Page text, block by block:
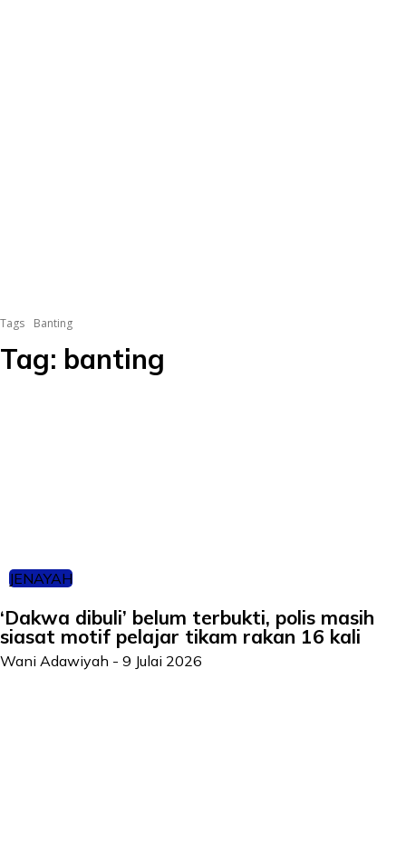
Tags Banting
Tag: banting
JENAYAH
‘Dakwa dibuli’ belum terbukti, polis masih
siasat motif pelajar tikam rakan 16 kali
Wani Adawiyah - 9 Julai 2026